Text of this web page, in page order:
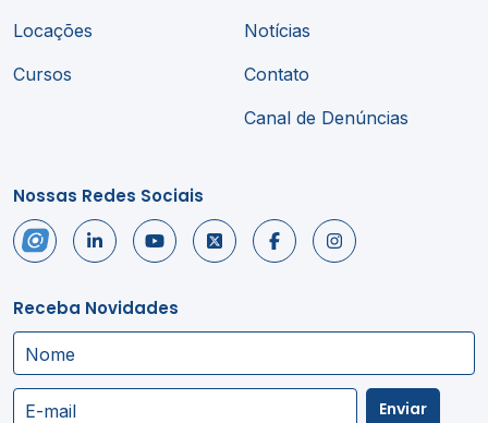
Locações
Cursos
Notícias
Contato
Canal de Denúncias
Nossas Redes Sociais
Receba Novidades
Nome
E-mail Enviar